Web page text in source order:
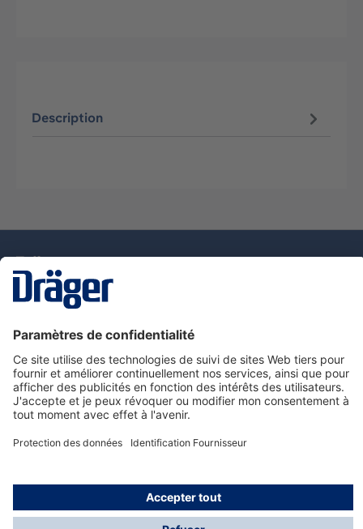
Description
Nous contacter
Service de e-commande Dräger
Informations sur les produits
© Dräger France SAS, 2024
*Prix hors taxe. Frais de gestion et de livraison standard